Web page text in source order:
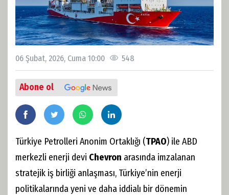
06 Şubat, 2026, Cuma 10:00 548
Abone ol
Türkiye Petrolleri Anonim Ortaklığı (TPAO) ile ABD
merkezli enerji devi Chevron arasında imzalanan
stratejik iş birliği anlaşması, Türkiye’nin enerji
politikalarında yeni ve daha iddialı bir dönemin